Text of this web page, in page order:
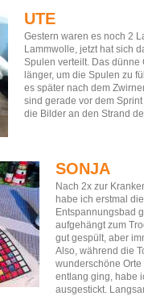
UTE
Gestern waren es noch 2
Lammwolle, jetzt hat sich
Spulen verteilt. Das dünne
länger, um die Spulen zu
es später nach dem
sind gerade vor dem
die Bilder an den Strand
SONJA
Nach 2x zur
habe ich erstmal
Entspannungsbad
aufgehängt zum
gut gespült, aber
Also, während die
wunderschöne Orte
entlang ging, habe
ausgestickt.